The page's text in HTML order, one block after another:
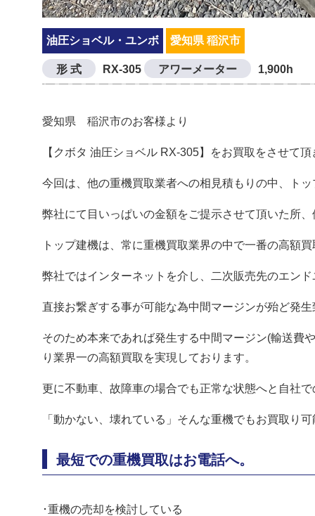
油圧ショベル・ユンボ 愛知県 稲沢市
形 式 RX-305 アワーメーター 1,900h
愛知県 稲沢市のお客様より
【クボタ 油圧ショベル RX-305】をお買取をさせて
今回は、他の重機買取業者への相見積もりの中、ト
弊社にて目いっぱいの金額をご提示させて頂いた所
トップ建機は、常に重機買取業界の中で一番の高額
弊社ではインターネットを介し、二次販売先のエン
直接お繋ぎする事が可能な為中間マージンが殆ど発
そのため本来であれば発生する中間マージン(輸送費
り業界一の高額買取を実現しております。
更に不動車、故障車の場合でも正常な状態へと自社
「動かない、壊れている」そんな重機でもお買取り
最短での重機買取はお電話へ。
･重機の売却を検討している